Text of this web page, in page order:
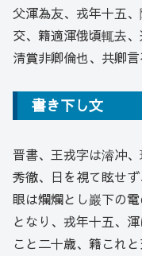
父渾為友、戎年十五
交、籍適渾俄頃輒去
清賞非卿倫也、共卿
書き下し文
晋書、王戎字は濬冲
秀徹、日を視て眩せ
眼は爛爛とし巖下の
となり、戎年十五、
こと二十歳、籍これ